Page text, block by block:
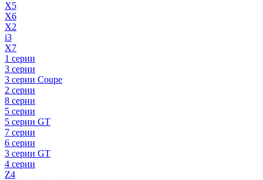
X5
X6
X2
i3
X7
1 серии
3 серии
3 серии Coupe
2 серии
8 серии
5 серии
5 серии GT
7 серии
6 серии
3 серии GT
4 серии
Z4